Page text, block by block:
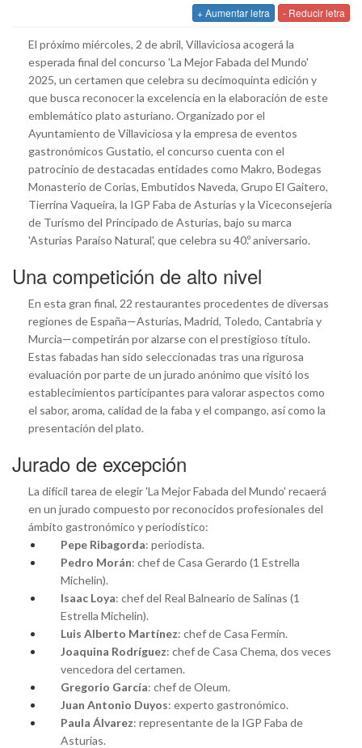
+ Aumentar letra - Reducir letra
El próximo miércoles, 2 de abril, Villaviciosa acogerá la
esperada final del concurso 'La Mejor Fabada del Mundo'
2025, un certamen que celebra su decimoquinta edición y
que busca reconocer la excelencia en la elaboración de este
emblemático plato asturiano. Organizado por el
Ayuntamiento de Villaviciosa y la empresa de eventos
gastronómicos Gustatio, el concurso cuenta con el
patrocinio de destacadas entidades como Makro, Bodegas
Monasterio de Corias, Embutidos Naveda, Grupo El Gaitero,
Tierrina Vaqueira, la IGP Faba de Asturias y la Viceconsejería
de Turismo del Principado de Asturias, bajo su marca
'Asturias Paraíso Natural', que celebra su 40.º aniversario.
Una competición de alto nivel
En esta gran final, 22 restaurantes procedentes de diversas
regiones de España—Asturias, Madrid, Toledo, Cantabria y
Murcia—competirán por alzarse con el prestigioso título.
Estas fabadas han sido seleccionadas tras una rigurosa
evaluación por parte de un jurado anónimo que visitó los
establecimientos participantes para valorar aspectos como
el sabor, aroma, calidad de la faba y el compango, así como la
presentación del plato.
Jurado de excepción
La difícil tarea de elegir 'La Mejor Fabada del Mundo' recaerá
en un jurado compuesto por reconocidos profesionales del
ámbito gastronómico y periodístico:
Pepe Ribagorda: periodista.
Pedro Morán: chef de Casa Gerardo (1 Estrella
Michelin).
Isaac Loya: chef del Real Balneario de Salinas (1
Estrella Michelin).
Luis Alberto Martínez: chef de Casa Fermín.
Joaquina Rodríguez: chef de Casa Chema, dos veces
vencedora del certamen.
Gregorio García: chef de Oleum.
Juan Antonio Duyos: experto gastronómico.
Paula Álvarez: representante de la IGP Faba de
Asturias.